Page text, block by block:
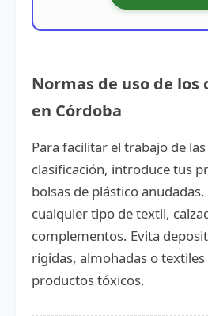
Normas de uso de los
en Córdoba
Para facilitar el trabajo de
clasificación, introduce tus
bolsas de plástico anudadas.
cualquier tipo de textil,
complementos. Evita
rígidas, almohadas o
productos tóxicos.